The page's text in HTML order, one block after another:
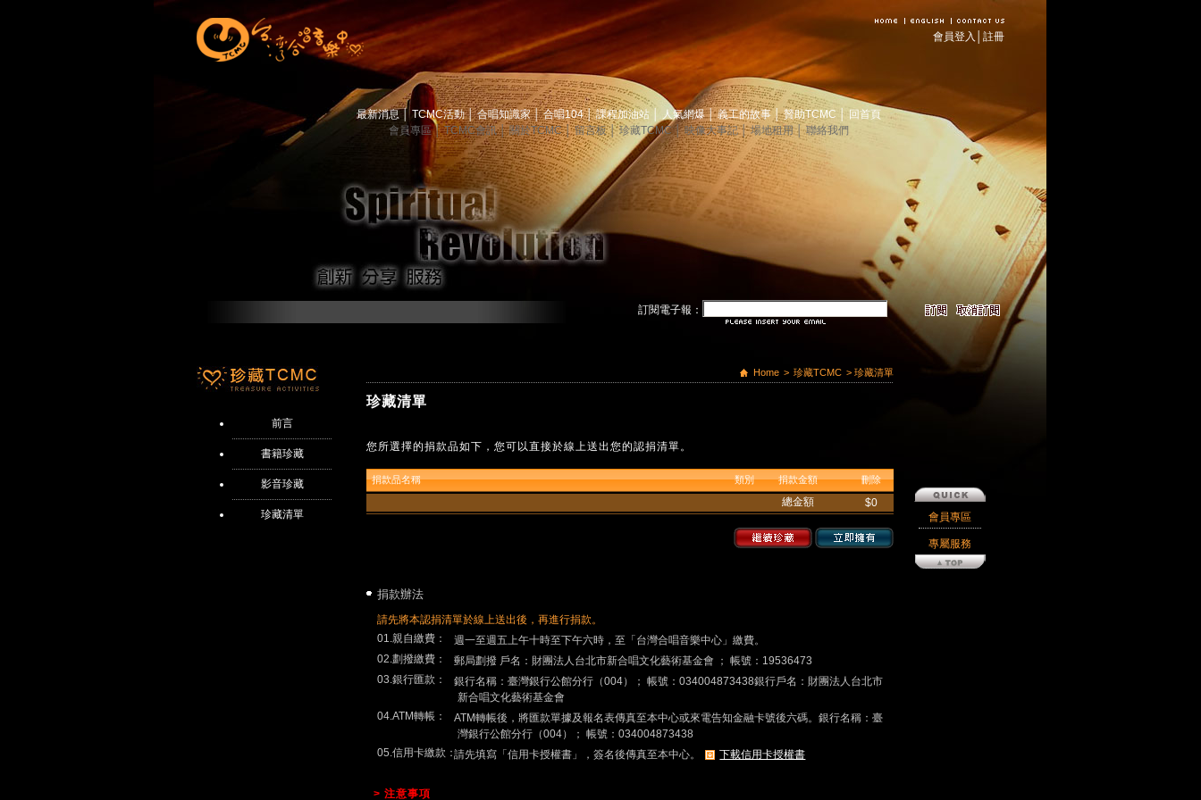
註冊
會員登入
最新消息 TCMC活動│ 合唱知識家│ 合唱104│ 課程加油站 人氣網爆│ 義工的故事 │ 贊助TCMC │ 回首頁
會員專區│ TCMC會訊│ 關於TCMC│ 留言板│ 珍藏TCMC│ 映像大事記│ 場地租用│ 聯絡我們
訂閱電子報：
前言
書籍珍藏
影音珍藏
珍藏清單
Home > 珍藏TCMC > 珍藏清單
珍藏清單
您所選擇的捐款品如下，您可以直接於線上送出您的認捐清單。
捐款品名稱 類別 捐款金額 刪除
總金額 $0
捐款辦法
請先將本認捐清單於線上送出後，再進行捐款。
01.親自繳費：
週一至週五上午十時至下午六時，至「台灣合唱音樂中心」繳費。
02.劃撥繳費：
郵局劃撥 戶名：財團法人台北市新合唱文化藝術基金會 ； 帳號：19536473
03.銀行匯款：
銀行名稱：臺灣銀行公館分行（004）； 帳號：034004873438銀行戶名：財團法人台北市
新合唱文化藝術基金會
04.ATM轉帳：
ATM轉帳後，將匯款單據及報名表傳真至本中心或來電告知金融卡號後六碼。銀行名稱：臺
灣銀行公館分行（004）； 帳號：034004873438
05.信用卡繳款：請先填寫「信用卡授權書」，簽名後傳真至本中心。 下載信用卡授權書
> 注意事項
會員專區
專屬服務